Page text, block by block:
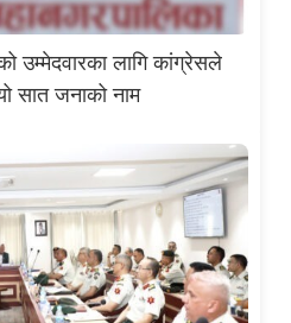
उम्मेदवारका लागि कांग्रेसले
सात जनाको नाम